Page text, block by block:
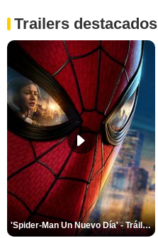
Trailers destacados
'Spider-Man Un Nuevo Día' - Tráiler oficial subtitulado